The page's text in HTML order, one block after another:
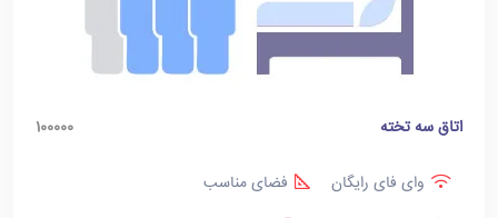
اتاق سه تخته 100000
وای فای رایگان
فضای مناسب